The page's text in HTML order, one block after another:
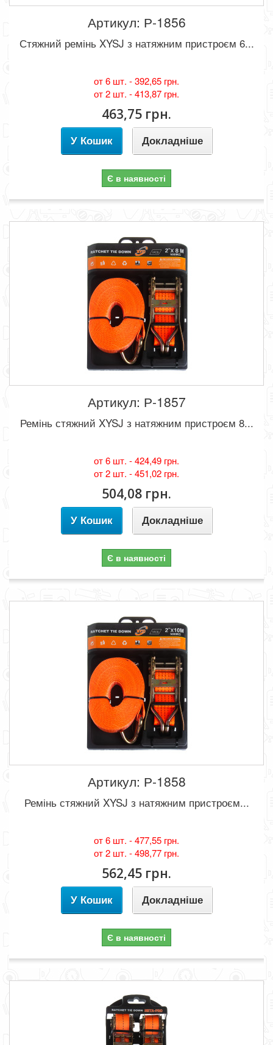
Артикул: Р-1856
Стяжний ремінь XYSJ з натяжним пристроєм 6...
от 6 шт. -392,65 грн.
от 2 шт. -413,87 грн.
463,75 грн.
У Кошик Докладніше
Є в наявності
Артикул: Р-1857
Ремінь стяжний XYSJ з натяжним пристроєм 8...
от 6 шт. -424,49 грн.
от 2 шт. -451,02 грн.
504,08 грн.
У Кошик Докладніше
Є в наявності
Артикул: Р-1858
Ремінь стяжний XYSJ з натяжним пристроєм...
от 6 шт. -477,55 грн.
от 2 шт. -498,77 грн.
562,45 грн.
У Кошик Докладніше
Є в наявності